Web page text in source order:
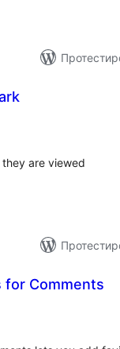
are viewed
for Comments